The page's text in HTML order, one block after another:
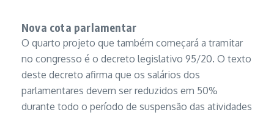
Nova cota parlamentar
O quarto projeto que também começará a tramitar
no congresso é o decreto legislativo 95/20. O texto
deste decreto afirma que os salários dos
parlamentares devem ser reduzidos em 50%
durante todo o período de suspensão das atividades